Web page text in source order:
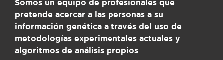
Somos un equipo de profesionales que
pretende acercar a las personas a su
información genética a través del uso de
metodologías experimentales actuales y
algoritmos de análisis propios